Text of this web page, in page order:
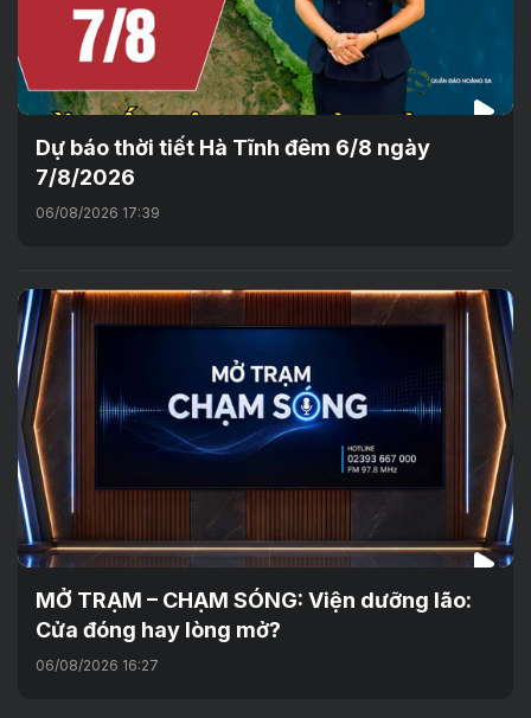
Dự báo thời tiết Hà Tĩnh đêm 6/8 ngày
7/8/2026
06/08/2026 17:39
MỞ TRẠM – CHẠM SÓNG: Viện dưỡng lão:
Cửa đóng hay lòng mở?
06/08/2026 16:27